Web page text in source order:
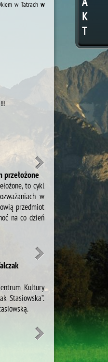
K
T
w Tatrach w
przełożone
to cykl
w
przedmiot
na co dzień
Kultury
Stasiowska”.